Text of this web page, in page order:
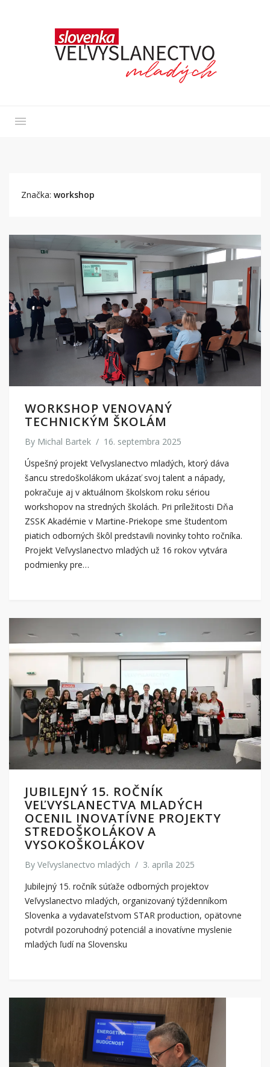
Značka: workshop
WORKSHOP VENOVANÝ
TECHNICKÝM ŠKOLÁM
By Michal Bartek / 16. septembra 2025
Úspešný projekt Veľvyslanectvo mladých, ktorý dáva
šancu stredoškolákom ukázať svoj talent a nápady,
pokračuje aj v aktuálnom školskom roku sériou
workshopov na stredných školách. Pri príležitosti Dňa
ZSSK Akadémie v Martine-Priekope sme študentom
piatich odborných škôl predstavili novinky tohto ročníka.
Projekt Veľvyslanectvo mladých už 16 rokov vytvára
podmienky pre…
JUBILEJNÝ 15. ROČNÍK
VEĽVYSLANECTVA MLADÝCH
OCENIL INOVATÍVNE PROJEKTY
STREDOŠKOLÁKOV A
VYSOKOŠKOLÁKOV
By Veľvyslanectvo mladých / 3. apríla 2025
Jubilejný 15. ročník súťaže odborných projektov
Veľvyslanectvo mladých, organizovaný týždenníkom
Slovenka a vydavateľstvom STAR production, opätovne
potvrdil pozoruhodný potenciál a inovatívne myslenie
mladých ľudí na Slovensku